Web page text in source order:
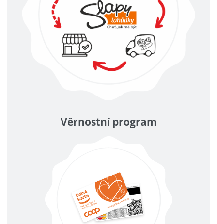
Věrnostní program